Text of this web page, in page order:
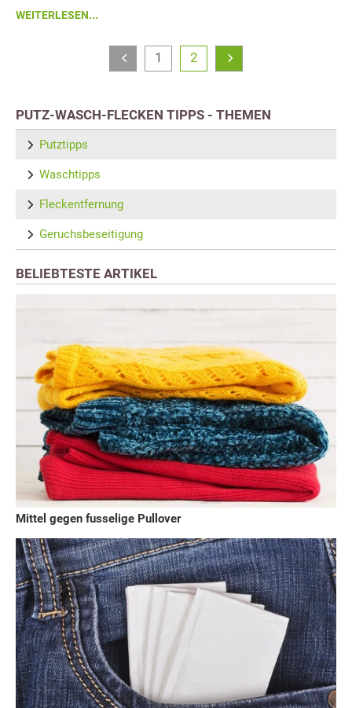
WEITERLESEN...
1 2
PUTZ-WASCH-FLECKEN TIPPS - THEMEN
Putztipps
Waschtipps
Fleckentfernung
Geruchsbeseitigung
BELIEBTESTE ARTIKEL
Mittel gegen fusselige Pullover